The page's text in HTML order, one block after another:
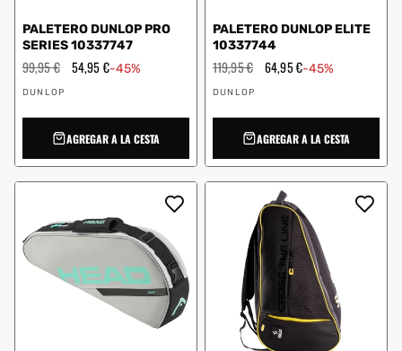
PALETERO DUNLOP PRO
SERIES 10337747
Precio
habitual
99,95 € Precio
54,95 €-45%
Proveedor:
DUNLOP
AGREGAR A LA CESTA
PALETERO DUNLOP ELITE
10337744
Precio
habitual
119,95 € Precio
64,95 €-45%
Proveedor:
DUNLOP
AGREGAR A LA CESTA